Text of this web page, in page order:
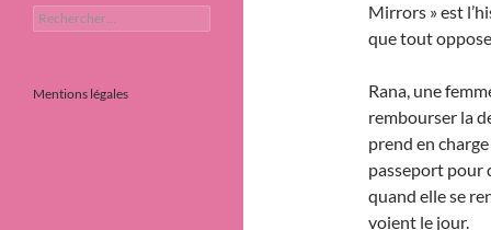
Mirrors » est
que tout
Rana, une
rembourser la
prend en
passeport pour
quand elle se
voient le jour.
Rechercher :
Mentions légales